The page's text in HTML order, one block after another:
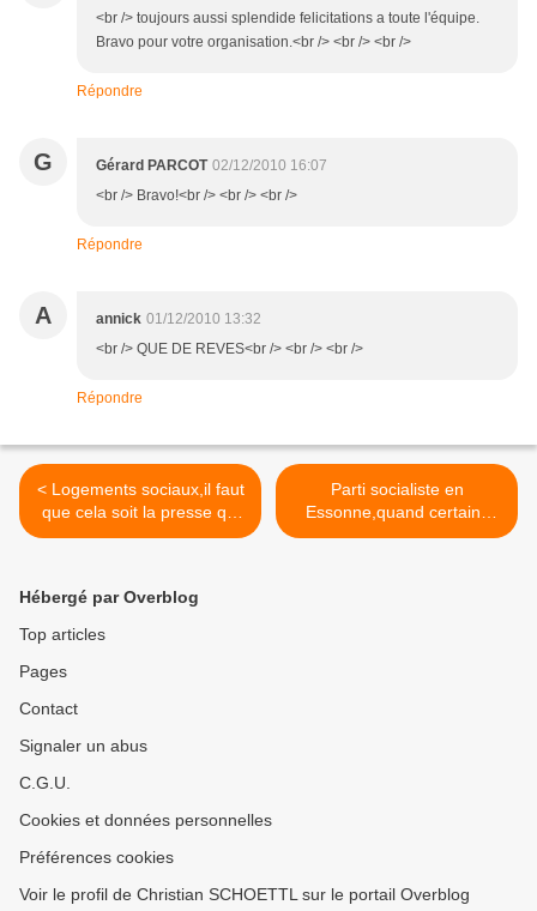
<br /> toujours aussi splendide felicitations a toute l'équipe.
Bravo pour votre organisation.<br /> <br /> <br />
Répondre
G Gérard PARCOT 02/12/2010 16:07
<br /> Bravo!<br /> <br /> <br />
Répondre
A annick 01/12/2010 13:32
<br /> QUE DE REVES<br /> <br /> <br />
Répondre
< Logements sociaux,il faut
que cela soit la presse qui
le dise !
Parti socialiste en
Essonne,quand certains
retrouvent les bonnes
Hébergé par Overblog
Top articles
Pages
Contact
Signaler un abus
C.G.U.
Cookies et données personnelles
Préférences cookies
Voir le profil de Christian SCHOETTL sur le portail Overblog